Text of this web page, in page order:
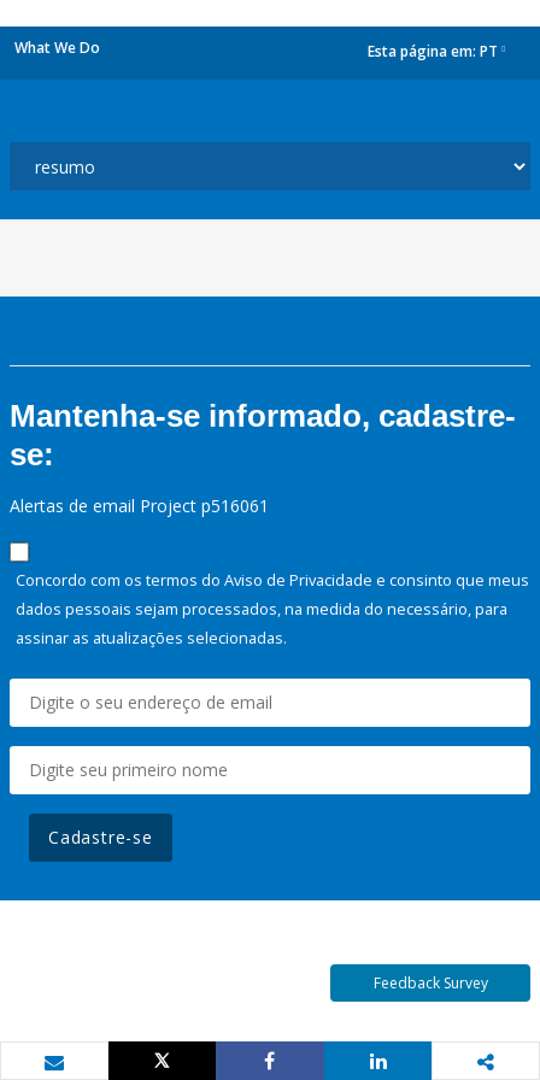
What We Do Esta página em: PT
Mantenha-se informado, cadastre-
se:
Alertas de email Project p516061
Concordo com os termos do Aviso de Privacidade e consinto que meus
dados pessoais sejam processados, na medida do necessário, para
assinar as atualizações selecionadas.
Cadastre-se
Feedback Survey